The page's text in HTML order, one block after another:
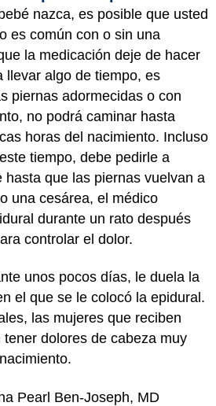
nazca, es posible que usted
es común con o sin una
la medicación deje de hacer
llevar algo de tiempo, es
piernas adormecidas o con
no podrá caminar hasta
horas del nacimiento. Incluso
tiempo, debe pedirle a
hasta que las piernas vuelvan a
una cesárea, el médico
durante un rato después
controlar el dolor.
unos pocos días, le duela la
el que se le colocó la epidural.
las mujeres que reciben
dolores de cabeza muy
Pearl Ben-Joseph, MD